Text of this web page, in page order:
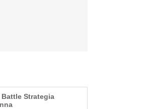
Battle Strategia